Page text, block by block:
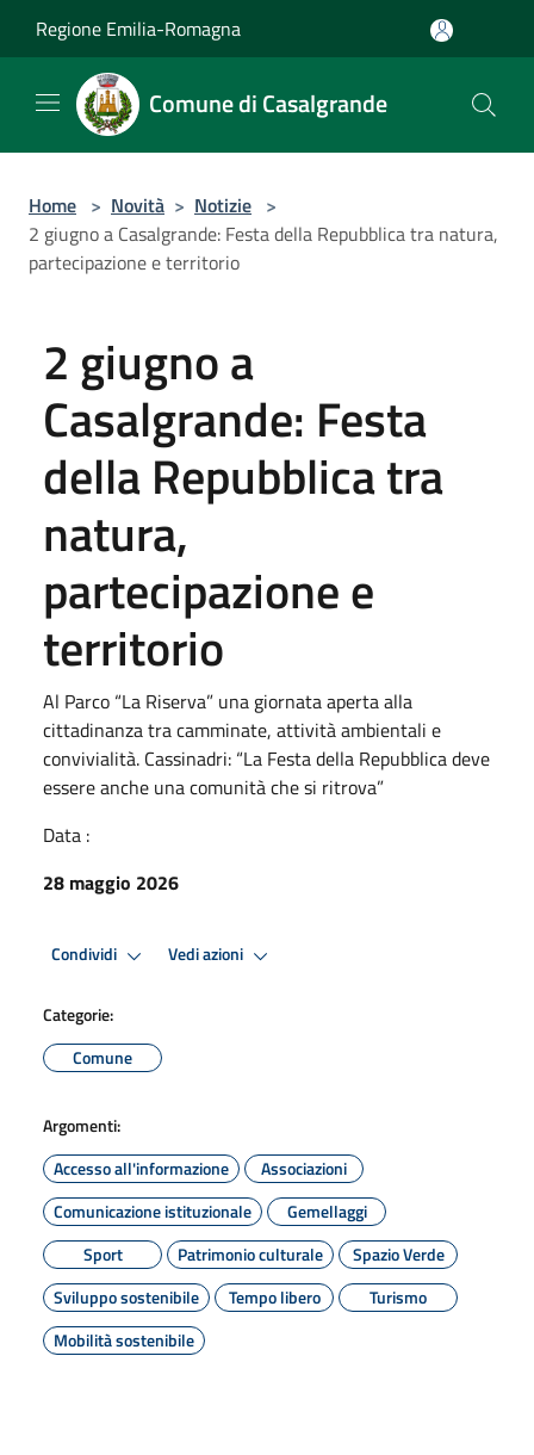
Regione Emilia-Romagna
Comune di Casalgrande
Home > Novità > Notizie >
2 giugno a Casalgrande: Festa della Repubblica tra natura,
partecipazione e territorio
2 giugno a
Casalgrande: Festa
della Repubblica tra
natura,
partecipazione e
territorio
Al Parco “La Riserva” una giornata aperta alla
cittadinanza tra camminate, attività ambientali e
convivialità. Cassinadri: “La Festa della Repubblica deve
essere anche una comunità che si ritrova”
Data :
28 maggio 2026
Condividi Vedi azioni
Categorie:
Comune
Argomenti:
Accesso all'informazione
Associazioni
Comunicazione istituzionale
Gemellaggi
Sport
Patrimonio culturale
Spazio Verde
Sviluppo sostenibile
Tempo libero
Turismo
Mobilità sostenibile